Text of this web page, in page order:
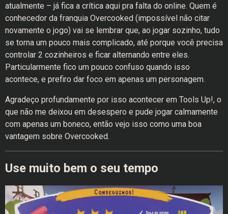
atualmente – já fica a crítica aqui pra falta do online. Quem é
conhecedor da franquia Overcooked (impossível não citar
novamente o jogo) vai se lembrar que, ao jogar sozinho, tudo
se torna um pouco mais complicado, até porque você precisa
controlar 2 cozinheiros e ficar alternando entre eles.
Particularmente fico um pouco confuso quando isso
acontece, e prefiro dar foco em apenas um personagem.
Agradeço profundamente por isso acontecer em Tools Up!, o
que não me deixou em desespero e pude jogar calmamente
com apenas um boneco, então vejo isso como uma boa
vantagem sobre Overcooked.
Use muito bem o seu tempo